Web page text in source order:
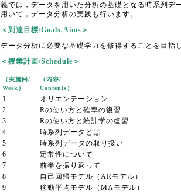
義では，データを用いた分析の基礎となる時系列デ
用いて，データ分析の実践も行います。
＜到達目標/Goals,Aims＞
データ分析に必要な基礎学力を修得することを目指
＜授業計画/Schedule＞
（実施回/
Week）
（内容/
Contents）
1 オリエンテーション
2
Rの使い方と確率の復習
3
Rの使い方と統計学の復習
4
時系列データとは
5
時系列データの取り扱い
6
定常性について
7
前半を振り返って
8
自己回帰モデル（ARモデル）
9
移動平均モデル（MAモデル）